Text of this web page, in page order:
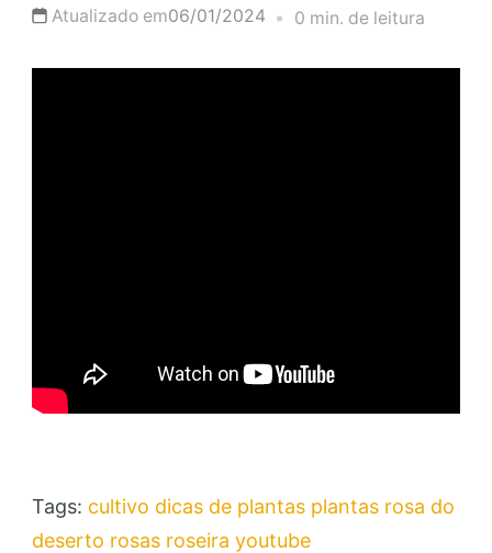
Atualizado em06/01/2024 0 min. de leitura
Tags: cultivo dicas de plantas plantas rosa do
deserto rosas roseira youtube